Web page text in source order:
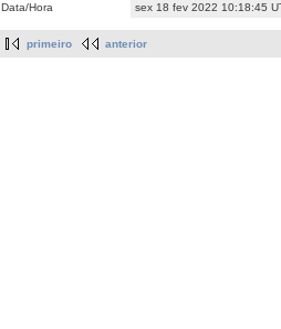
Data/Hora
sex 18 fev 2022 10:18:45
primeiro anterior